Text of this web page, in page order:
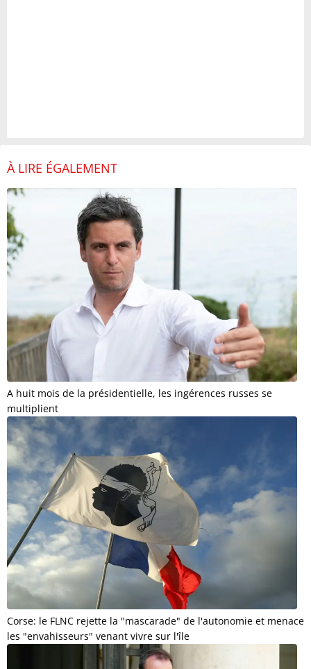
À LIRE ÉGALEMENT
A huit mois de la présidentielle, les ingérences russes se
multiplient
Corse: le FLNC rejette la "mascarade" de l'autonomie et menace
les "envahisseurs" venant vivre sur l'île